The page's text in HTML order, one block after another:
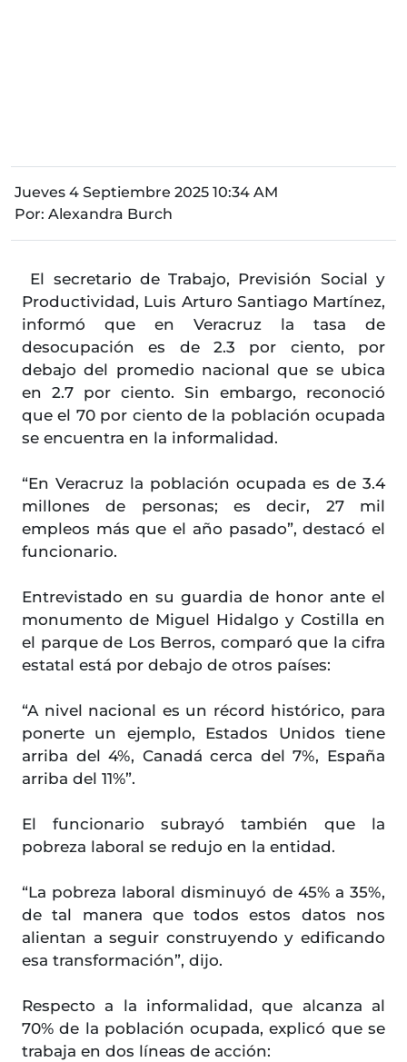
Jueves 4 Septiembre 2025 10:34 AM
Por: Alexandra Burch
El secretario de Trabajo, Previsión Social y
Productividad, Luis Arturo Santiago Martínez,
informó que en Veracruz la tasa de
desocupación es de 2.3 por ciento, por
debajo del promedio nacional que se ubica
en 2.7 por ciento. Sin embargo, reconoció
que el 70 por ciento de la población ocupada
se encuentra en la informalidad.
“En Veracruz la población ocupada es de 3.4
millones de personas; es decir, 27 mil
empleos más que el año pasado”, destacó el
funcionario.
Entrevistado en su guardia de honor ante el
monumento de Miguel Hidalgo y Costilla en
el parque de Los Berros, comparó que la cifra
estatal está por debajo de otros países:
“A nivel nacional es un récord histórico, para
ponerte un ejemplo, Estados Unidos tiene
arriba del 4%, Canadá cerca del 7%, España
arriba del 11%”.
El funcionario subrayó también que la
pobreza laboral se redujo en la entidad.
“La pobreza laboral disminuyó de 45% a 35%,
de tal manera que todos estos datos nos
alientan a seguir construyendo y edificando
esa transformación”, dijo.
Respecto a la informalidad, que alcanza al
70% de la población ocupada, explicó que se
trabaja en dos líneas de acción: